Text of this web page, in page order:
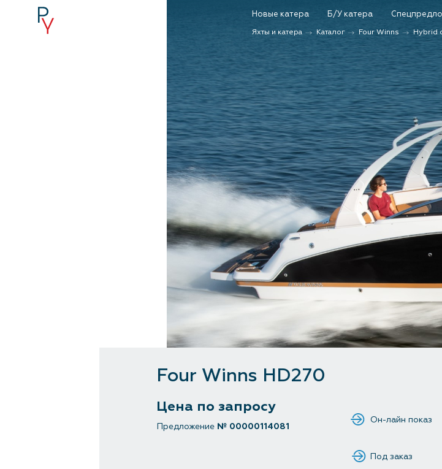
Новые катера Б/У катера
Яхты и катера Каталог Four Winns Hybrid
Каталог
Поиск
Новые катера и
Б/у катера и
Сервис и
Новости и
Four Winns HD270
Цена по запросу
Предложение № 00000114081
Под заказ